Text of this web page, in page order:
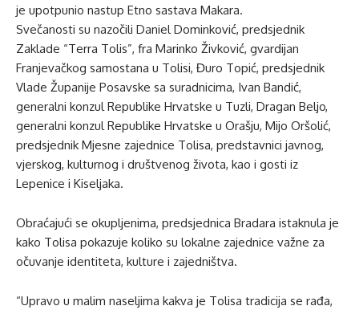
je upotpunio nastup Etno sastava Makara.
Svečanosti su nazočili Daniel Dominković, predsjednik
Zaklade “Terra Tolis”, fra Marinko Živković, gvardijan
Franjevačkog samostana u Tolisi, Đuro Topić, predsjednik
Vlade Županije Posavske sa suradnicima, Ivan Bandić,
generalni konzul Republike Hrvatske u Tuzli, Dragan Beljo,
generalni konzul Republike Hrvatske u Orašju, Mijo Oršolić,
predsjednik Mjesne zajednice Tolisa, predstavnici javnog,
vjerskog, kulturnog i društvenog života, kao i gosti iz
Lepenice i Kiseljaka.
Obraćajući se okupljenima, predsjednica Bradara istaknula je
kako Tolisa pokazuje koliko su lokalne zajednice važne za
očuvanje identiteta, kulture i zajedništva.
“Upravo u malim naseljima kakva je Tolisa tradicija se rađa,